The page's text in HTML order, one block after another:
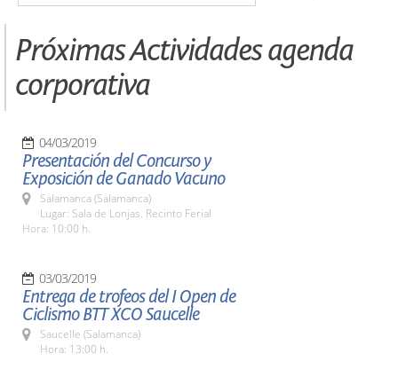
Próximas Actividades agenda
corporativa
04/03/2019
Presentación del Concurso y
Exposición de Ganado Vacuno
Salamanca (Salamanca)
Lugar: Sala de Lonjas. Recinto Ferial
Hora: 10:00 h.
03/03/2019
Entrega de trofeos del I Open de
Ciclismo BTT XCO Saucelle
Saucelle (Salamanca)
Hora: 13:00 h.